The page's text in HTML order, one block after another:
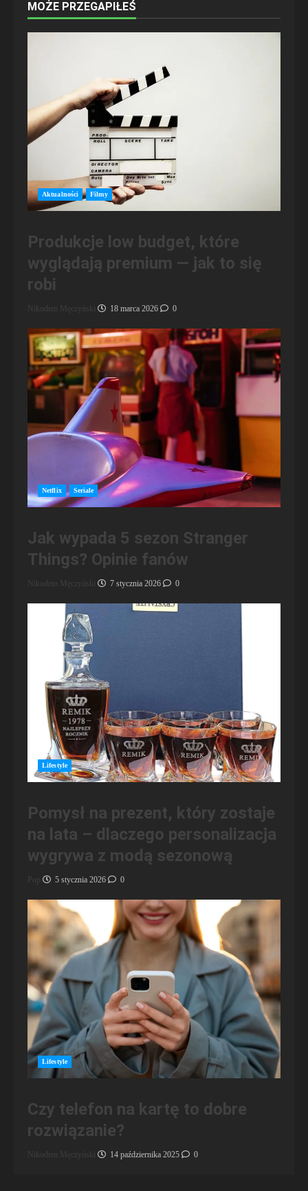
MOŻE PRZEGAPIŁEŚ
Aktualności Filmy
Produkcje low budget, które
wyglądają premium — jak to się
robi
Nikodem Męczyński 18 marca 2026 0
Netflix Seriale
Jak wypada 5 sezon Stranger
Things? Opinie fanów
Nikodem Męczyński 7 stycznia 2026 0
Lifestyle
Pomysł na prezent, który zostaje
na lata – dlaczego personalizacja
wygrywa z modą sezonową
Pop 5 stycznia 2026 0
Lifestyle
Czy telefon na kartę to dobre
rozwiązanie?
Nikodem Męczyński 14 października 2025 0